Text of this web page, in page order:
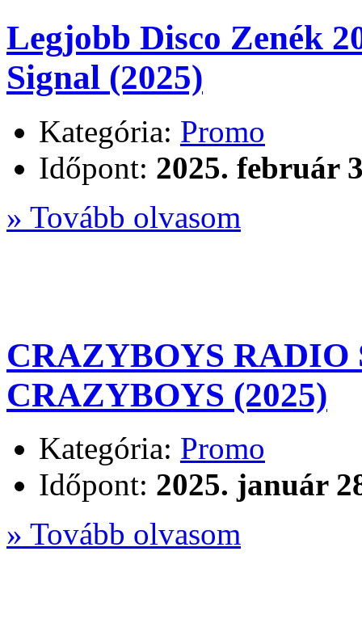
Legjobb Disco Zenék
Signal (2025)
Kategória: Promo
Időpont: 2025. február
» Tovább olvasom
CRAZYBOYS RADIO
CRAZYBOYS (2025)
Kategória: Promo
Időpont: 2025. január
» Tovább olvasom